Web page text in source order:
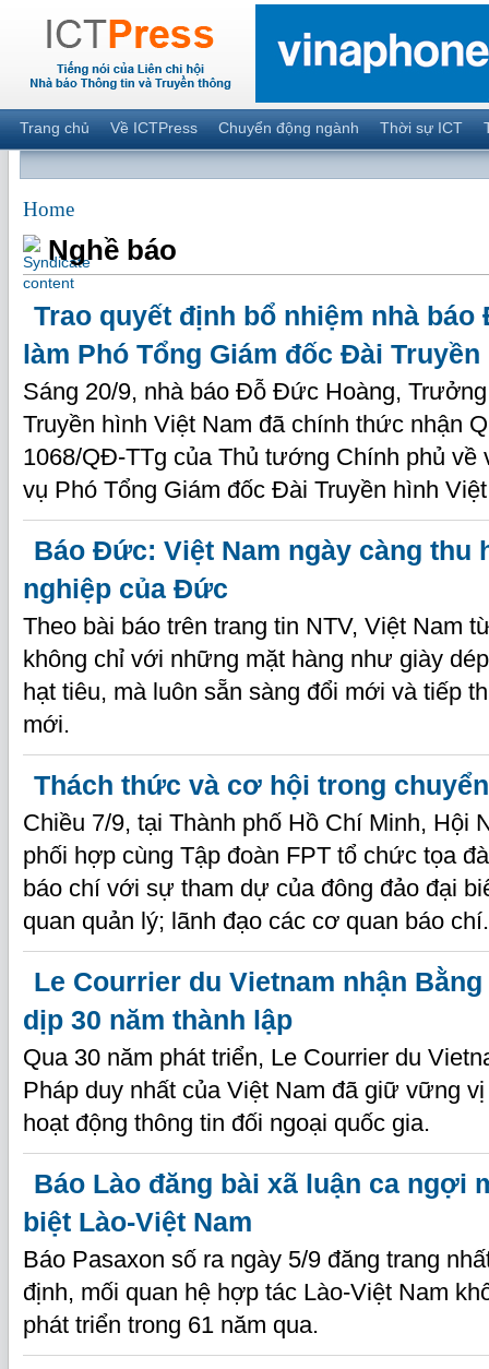
Trang chủ Về ICTPress Chuyển động ngành Thời sự ICT
Home
Nghề báo
Trao quyết định bổ nhiệm nhà
làm Phó Tổng Giám đốc Đài
Sáng 20/9, nhà báo Đỗ Đức Hoàng,
Truyền hình Việt Nam đã chính thức nhận
1068/QĐ-TTg của Thủ tướng Chính phủ về
vụ Phó Tổng Giám đốc Đài Truyền hình
Báo Đức: Việt Nam ngày càng thu
nghiệp của Đức
Theo bài báo trên trang tin NTV, Việt Nam
không chỉ với những mặt hàng như giày
hạt tiêu, mà luôn sẵn sàng đổi mới và tiếp
mới.
Thách thức và cơ hội trong
Chiều 7/9, tại Thành phố Hồ Chí Minh, Hội
phối hợp cùng Tập đoàn FPT tổ chức tọa
báo chí với sự tham dự của đông đảo đại
quan quản lý; lãnh đạo các cơ quan báo chí.
Le Courrier du Vietnam nhận
dịp 30 năm thành lập
Qua 30 năm phát triển, Le Courrier du
Pháp duy nhất của Việt Nam đã giữ vững
hoạt động thông tin đối ngoại quốc gia.
Báo Lào đăng bài xã luận ca ngợi
biệt Lào-Việt Nam
Báo Pasaxon số ra ngày 5/9 đăng trang
định, mối quan hệ hợp tác Lào-Việt Nam
phát triển trong 61 năm qua.